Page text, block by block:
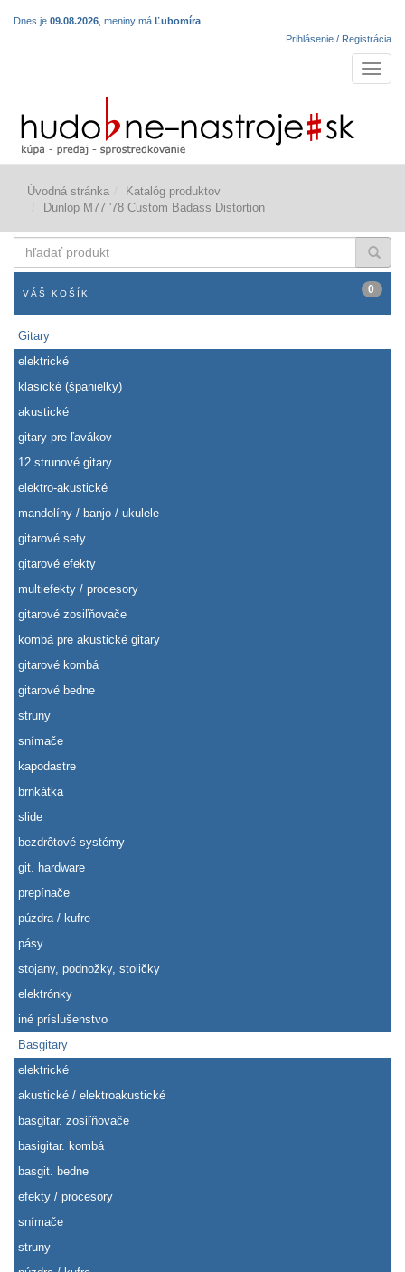
Dnes je 09.08.2026 , meniny má Ľubomíra
Prihlásenie / Registrácia
Úvodná stránka
Katalóg produktov
Dunlop M77 '78 Custom Badass Distortion
produkt
VÁŠ KOŠÍK 0
Gitary
elektrické
klasické (španielky)
akustické
gitary pre ľavákov
12 strunové gitary
elektro-akustické
mandolíny / banjo / ukulele
gitarové sety
gitarové efekty
multiefekty / procesory
gitarové zosiľňovače
kombá pre akustické gitary
gitarové kombá
gitarové bedne
struny
snímače
kapodastre
brnkátka
slide
bezdrôtové systémy
git. hardware
prepínače
púzdra / kufre
pásy
stojany, podnožky, stoličky
elektrónky
iné príslušenstvo
Basgitary
elektrické
akustické / elektroakustické
basgitar. zosiľňovače
basigitar. kombá
basgit. bedne
efekty / procesory
snímače
struny